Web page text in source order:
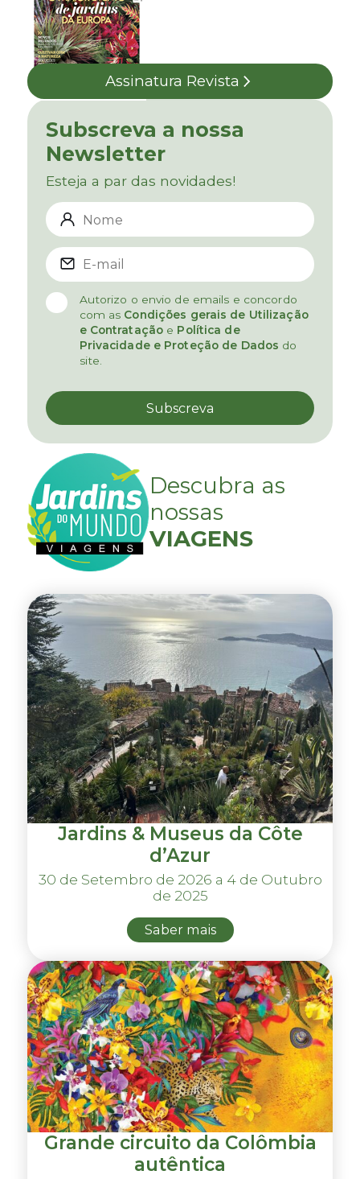
Assinatura Revista
Subscreva a nossa
Newsletter
Esteja a par das novidades!
Autorizo o envio de emails e concordo
com as Condições gerais de Utilização
e Contratação e Política de
Privacidade e Proteção de Dados do
site.
Descubra as
nossas
VIAGENS
Jardins & Museus da Côte
d’Azur
30 de Setembro de 2026 a 4 de Outubro
de 2025
Saber mais
Grande circuito da Colômbia
autêntica